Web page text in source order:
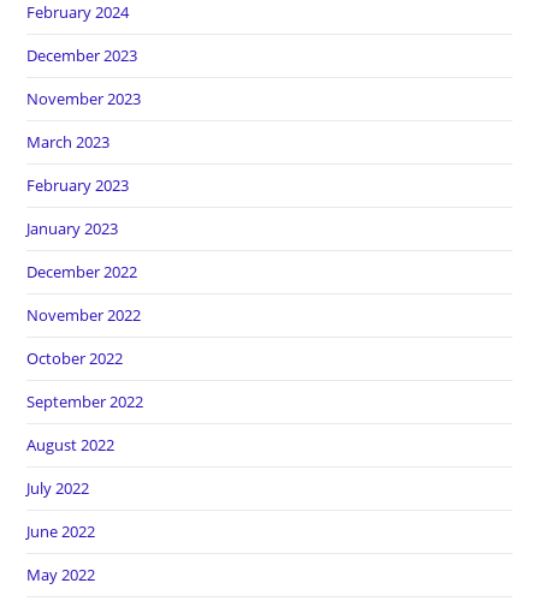
February 2024
December 2023
November 2023
March 2023
February 2023
January 2023
December 2022
November 2022
October 2022
September 2022
August 2022
July 2022
June 2022
May 2022